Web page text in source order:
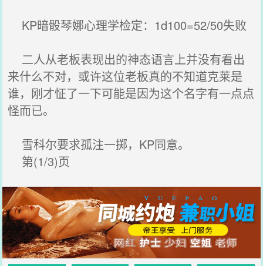
KP暗骰琴娜心理学检定：1d100=52/50失败
二人从老板表现出的神态语言上并没有看出
来什么不对，或许这位老板真的不知道克莱是
谁，刚才怔了一下可能是因为这个名字有一点点
怪而已。
雪科尔要求孤注一掷，KP同意。
第(1/3)页